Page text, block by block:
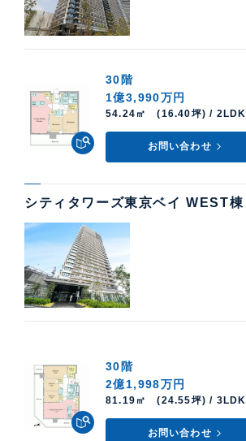
30階
1億3,990万円
54.24㎡ (16.40坪) / 2LDK
お問い合わせ
シティタワーズ東京ベイ WEST棟
30階
2億1,998万円
81.19㎡ (24.55坪) / 3LDK
お問い合わせ